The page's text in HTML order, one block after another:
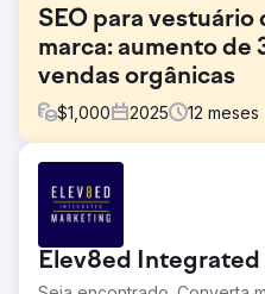
SEO para vestuário
marca: aumento de
vendas orgânicas
$1,000 2025 12 meses
Desafio
A SP Workwear não
tempo necessário para
Seus esforços internos
em perda de tráfego
para compra. Com o site
Elev8ed